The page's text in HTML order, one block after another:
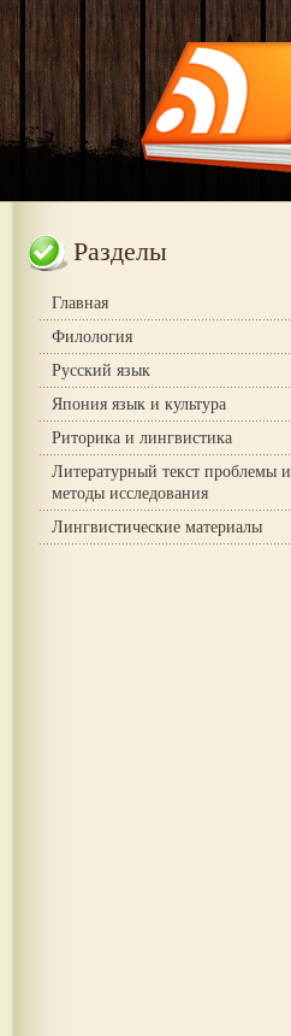
Разделы
Главная
Филология
Русский язык
Япония язык и культура
Риторика и лингвистика
Литературный текст проблемы и
методы исследования
Лингвистические материалы